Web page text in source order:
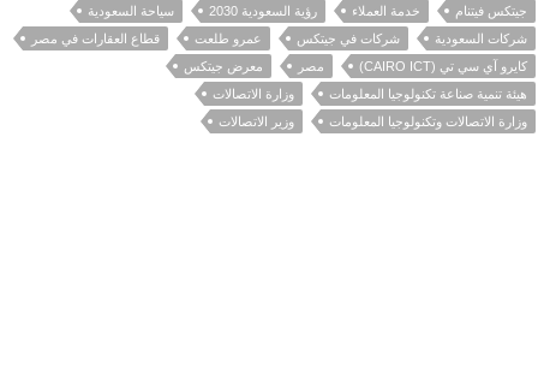
جيتكس فيتنام
خدمة العملاء رؤية السعودية 2030
سياحة السعودية
شركات السعودية
شركات في جيتكس عمرو طلعت
قطاع العقارات في مصر
كايرو آي سي تي (CAIRO ICT)
مصر
معرض جيتكس
هيئة تنمية صناعة تكنولوجيا المعلومات
وزارة الاتصالات
وزارة الاتصالات وتكنولوجيا المعلومات
وزير الاتصالات